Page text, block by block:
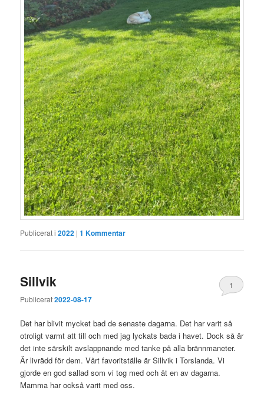
Publicerat i 2022 |1 Kommentar
Sillvik
Publicerat2022-08-17
1
Det har blivit mycket bad de senaste dagarna. Det har varit så
otroligt varmt att till och med jag lyckats bada i havet. Dock så är
det inte särskilt avslappnande med tanke på alla brännmaneter.
Är livrädd för dem. Vårt favoritställe är Sillvik i Torslanda. Vi
gjorde en god sallad som vi tog med och åt en av dagarna.
Mamma har också varit med oss.